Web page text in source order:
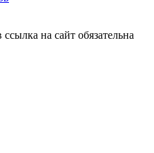
на сайт обязательна